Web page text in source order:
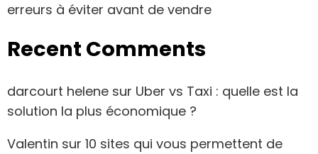
erreurs à éviter avant de vendre
Recent Comments
darcourt helene sur Uber vs Taxi : quelle est la
solution la plus économique ?
Valentin sur 10 sites qui vous permettent de